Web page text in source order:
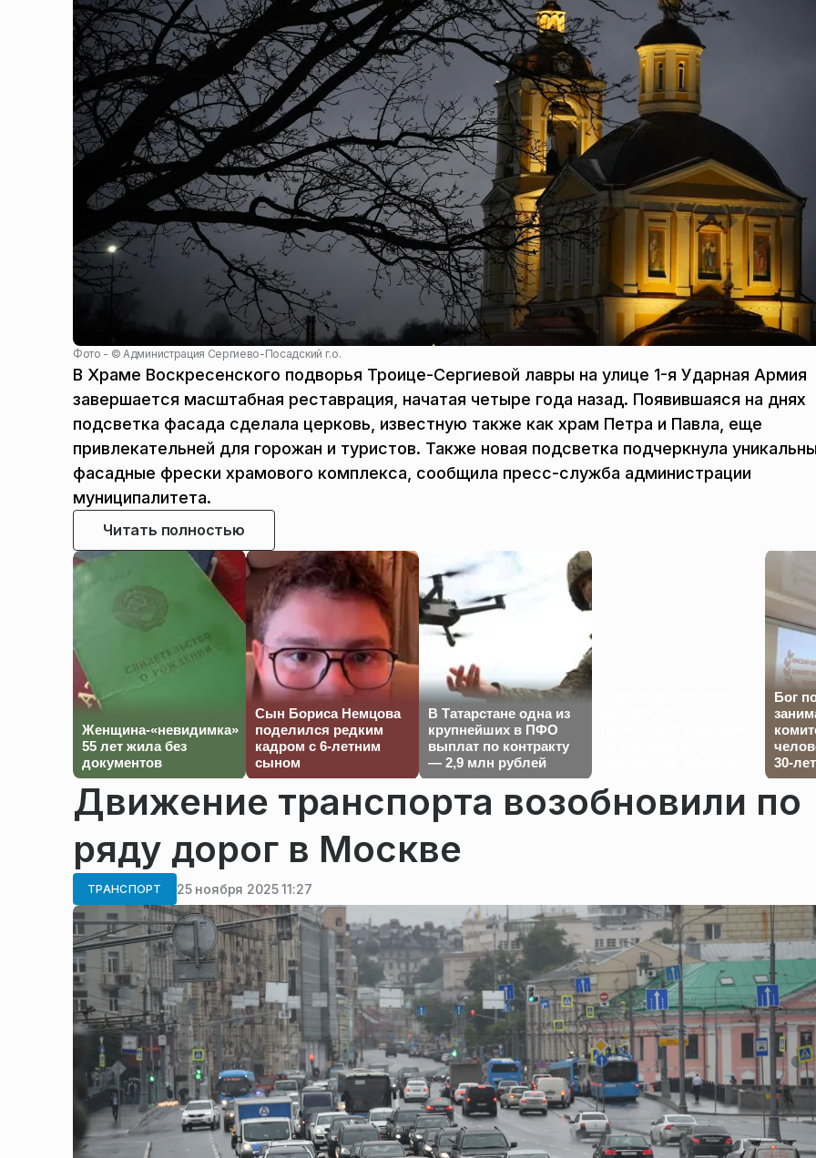
Фото - ©Администрация Сергиево-Посадский г.о.
В Храме Воскресенского подворья Троице-Сергиевой лавры на улице 1-я Ударная Армия
завершается масштабная реставрация, начатая четыре года назад. Появившаяся на днях
подсветка фасада сделала церковь, известную также как храм Петра и Павла, еще
привлекательней для горожан и туристов. Также новая подсветка подчеркнула
фасадные фрески храмового комплекса, сообщила пресс-служба администрации
муниципалитета.
Читать полностью
Женщина-«невидимка»
55 лет жила без
документов
Сын Бориса Немцова
поделился редким
кадром с 6-летним
сыном
В Татарстане одна из
крупнейших в ПФО
выплат по контракту
— 2,9 млн рублей
Бог
30-
Движение транспорта возобновили по
ряду дорог в Москве
ТРАНСПОРТ 25 ноября 2025 11:27